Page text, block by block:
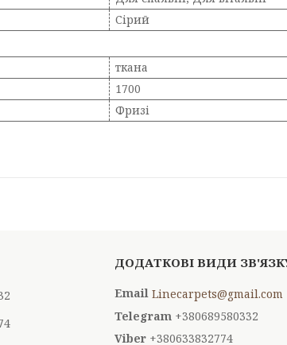
Сірий
ткана
1700
Фризі
Linecarpets@gmail.com
+380689580332
+380633832774